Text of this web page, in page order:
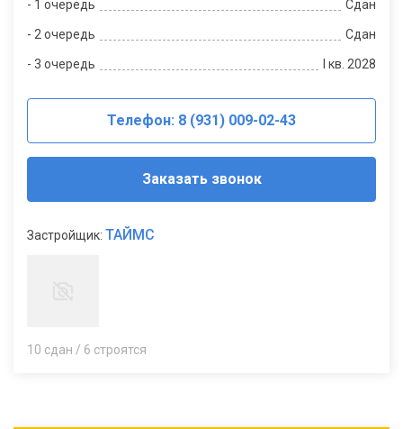
- 1 очередь Сдан
- 2 очередь Сдан
- 3 очередь I кв. 2028
Телефон: 8 (931) 009-02-43
Заказать звонок
Застройщик: ТАЙМС
10 сдан / 6 строятся